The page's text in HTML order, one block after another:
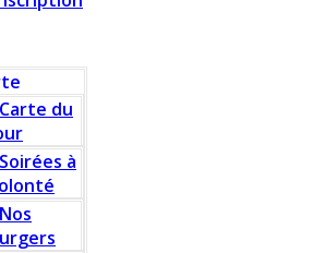
Carte du
Soirées à
Nos